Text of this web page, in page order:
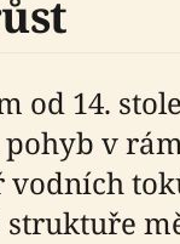
od 14.
v